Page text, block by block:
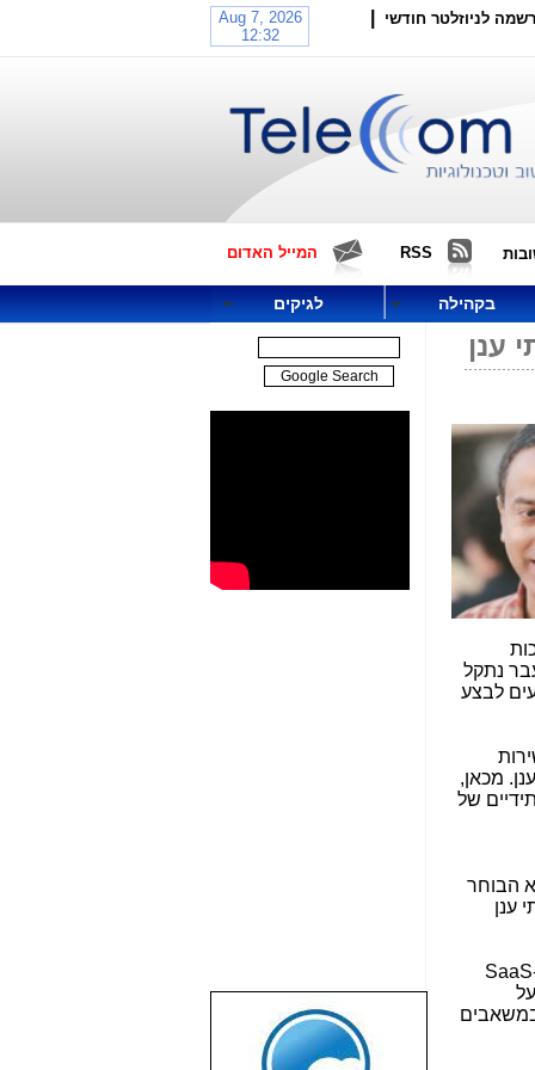
לניוזלטר חודשי
RSS המייל האדום
בקהילה לגיקים
ענן
נתקל
לבצע
מכאן,
של
הבוחר
ענן
SaaS
במשאבים
שבוע טוב לכל
הגולשים באשר